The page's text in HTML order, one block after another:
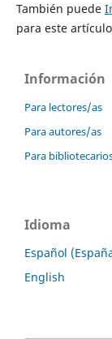
También puede
para este
Información
Para lectores/as
Para autores/as
Para
Idioma
Español
English